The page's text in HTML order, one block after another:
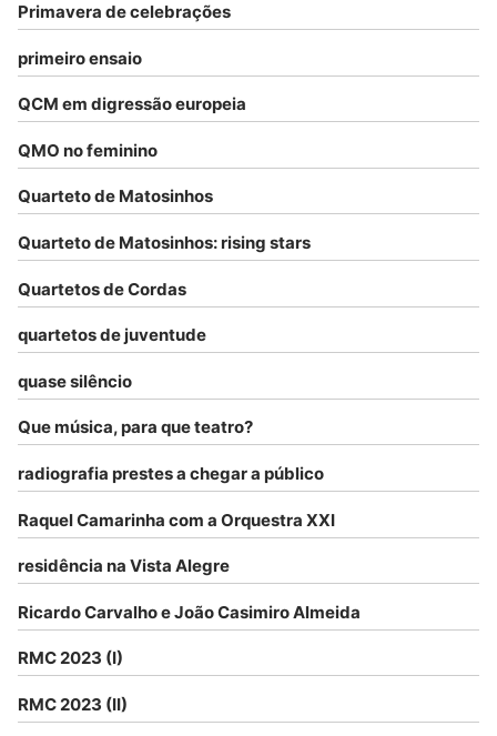
Primavera de celebrações
primeiro ensaio
QCM em digressão europeia
QMO no feminino
Quarteto de Matosinhos
Quarteto de Matosinhos: rising stars
Quartetos de Cordas
quartetos de juventude
quase silêncio
Que música, para que teatro?
radiografia prestes a chegar a público
Raquel Camarinha com a Orquestra XXI
residência na Vista Alegre
Ricardo Carvalho e João Casimiro Almeida
RMC 2023 (I)
RMC 2023 (II)